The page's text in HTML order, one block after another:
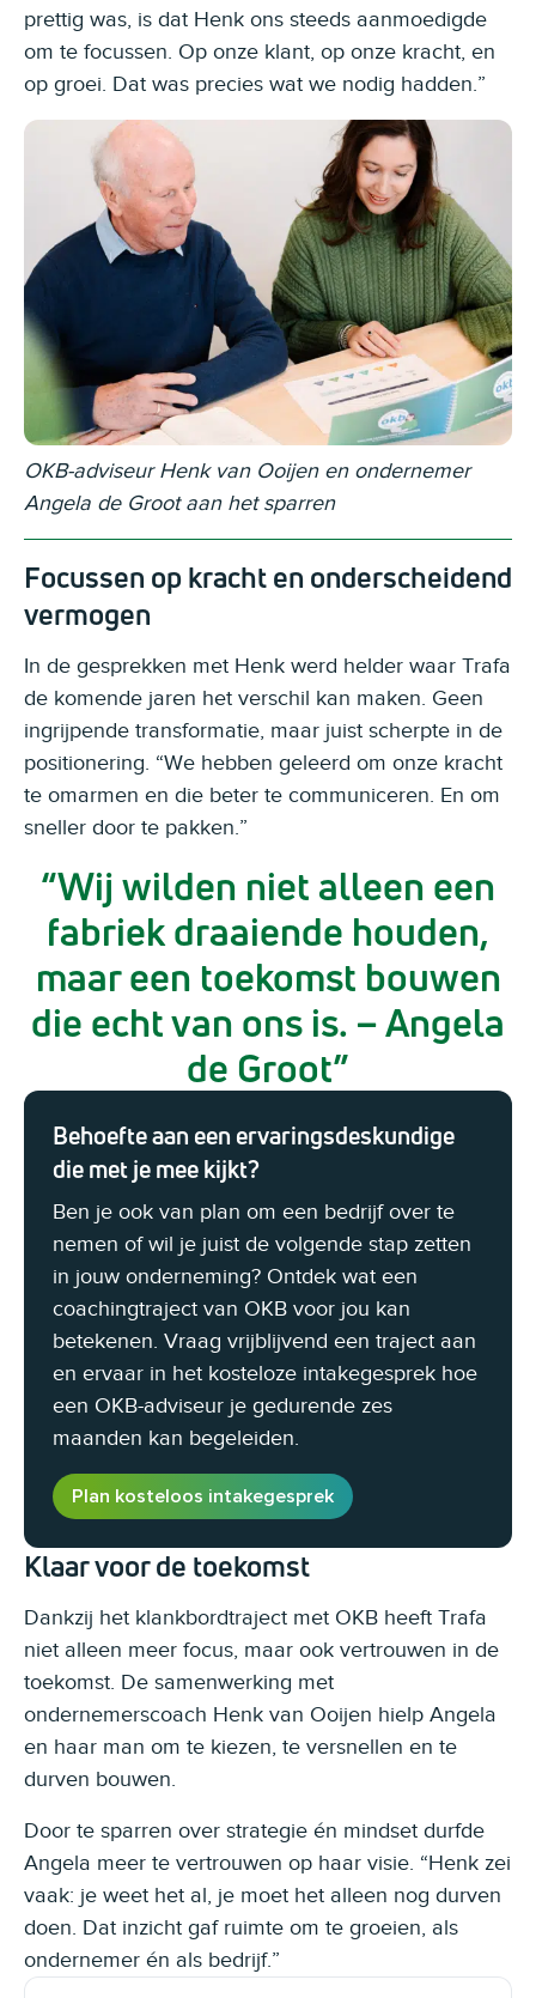
prettig was, is dat Henk ons steeds aanmoedigde
om te focussen. Op onze klant, op onze kracht, en
op groei. Dat was precies wat we nodig hadden.”
OKB-adviseur Henk van Ooijen en ondernemer
Angela de Groot aan het sparren
Focussen op kracht en onderscheidend
vermogen
In de gesprekken met Henk werd helder waar Trafa
de komende jaren het verschil kan maken. Geen
ingrijpende transformatie, maar juist scherpte in de
positionering. “We hebben geleerd om onze kracht
te omarmen en die beter te communiceren. En om
sneller door te pakken.”
Wij wilden niet alleen een
fabriek draaiende houden,
maar een toekomst bouwen
die echt van ons is. – Angela
de Groot
Behoefte aan een ervaringsdeskundige
die met je mee kijkt?
Ben je ook van plan om een bedrijf over te
nemen of wil je juist de volgende stap zetten
in jouw onderneming? Ontdek wat een
coachingtraject van OKB voor jou kan
betekenen. Vraag vrijblijvend een traject aan
en ervaar in het kosteloze intakegesprek hoe
een OKB-adviseur je gedurende zes
maanden kan begeleiden.
Plan kosteloos intakegesprek
Klaar voor de toekomst
Dankzij het klankbordtraject met OKB heeft Trafa
niet alleen meer focus, maar ook vertrouwen in de
toekomst. De samenwerking met
ondernemerscoach Henk van Ooijen hielp Angela
en haar man om te kiezen, te versnellen en te
durven bouwen.
Door te sparren over strategie én mindset durfde
Angela meer te vertrouwen op haar visie. “Henk zei
vaak: je weet het al, je moet het alleen nog durven
doen. Dat inzicht gaf ruimte om te groeien, als
ondernemer én als bedrijf.”